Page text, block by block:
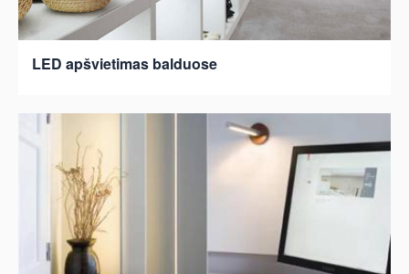
LED apšvietimas balduose